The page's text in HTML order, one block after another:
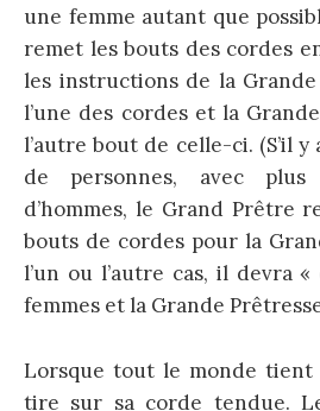
une femme autant que
remet les bouts des cordes
les instructions de la
l’une des cordes et la
l’autre bout de celle-ci. (S’il
de personnes, avec
d’hommes, le Grand Prêtre
bouts de cordes pour la
l’un ou l’autre cas, il devra
femmes et la Grande
Lorsque tout le monde tient
tire sur sa corde tendue.